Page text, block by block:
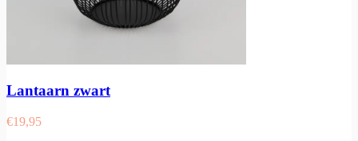
Lantaarn zwart
€19,95